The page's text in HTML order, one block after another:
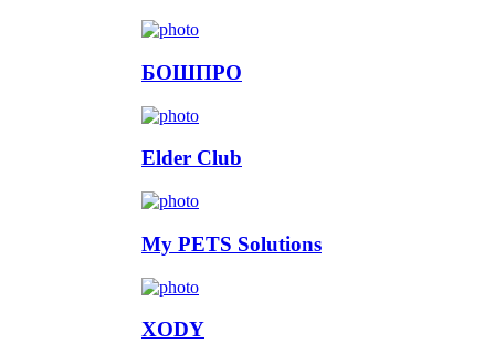
БОШПРО
Elder Club
My PETS Solutions
XODY